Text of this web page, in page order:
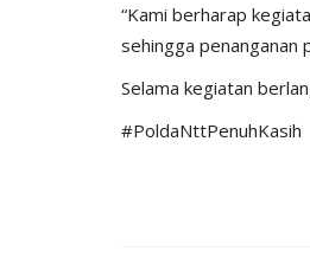
“Kami berharap
sehingga penanganan
Selama kegiatan
#PoldaNttPenuhKasih